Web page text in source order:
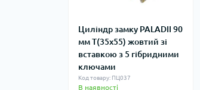
Циліндр замку PALADII 90
мм Т(35x55) жовтий зі
вставкою з 5 гібридними
ключами
Код товару: ПЦ037
В наявності